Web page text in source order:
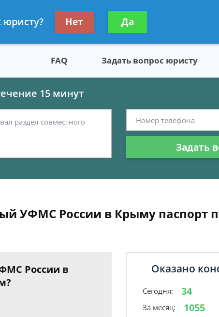
Получите консультацию
бесплатно
FAQ Задать вопрос юристу
15 минут
Задать
УФМС России в Крыму паспорт
России в
Оказано
Сегодня: 34
За месяц: 1055
юристу? Нет Да